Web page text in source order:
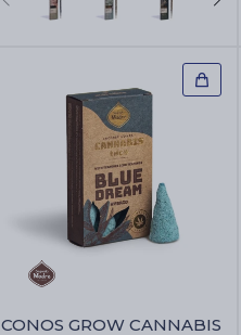
CONOS GROW CANNABIS